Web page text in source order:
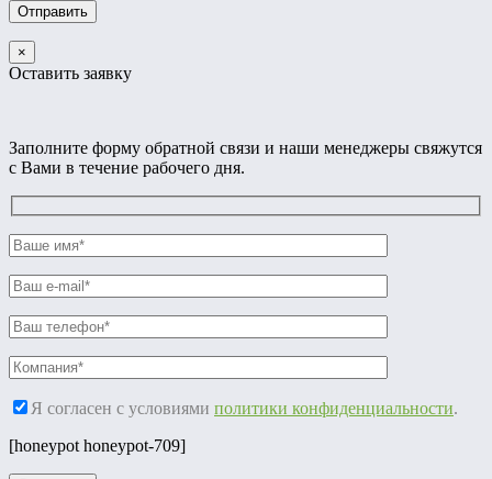
×
Оставить заявку
Заполните форму обратной связи и наши менеджеры свяжутся
с Вами в течение рабочего дня.
Я согласен с условиями политики конфиденциальности.
[honeypot honeypot-709]